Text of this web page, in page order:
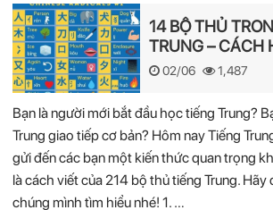
14 BỘ THỦ
TRUNG – CÁCH
HÁN NHANH
02/06 1,487
Bạn là người mới bắt đầu học tiếng Trung?
Trung giao tiếp cơ bản? Hôm nay Tiếng
gửi đến các bạn một kiến thức quan trọng
là cách viết của 214 bộ thủ tiếng Trung. Hãy
chúng mình tìm hiểu nhé! 1. …